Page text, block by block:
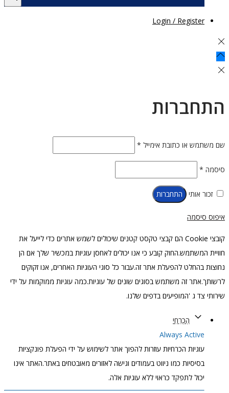
Login / Register
התחברות
שם משתמש או כתובת אימייל *חובה
סיסמה *חובה
זכור אותי התחברות
איפוס סיסמה
קובצי Cookie הם קבצי טקסט קטנים שיכולים לשמש אתרים כדי לייעל את
חוויית המשתמש.החוק קובע כי אנו יכולים לאחסן עוגיות במכשיר שלך אם הן
נחוצות בהחלט להפעלת אתר זה.עבור כל סוגי העוגיות האחרים, אנו זקוקים
לרשותך.אתר זה משתמש בסוגים שונים של עוגיות.כמה עוגיות ממוקמות על ידי
שירותי צד ג 'המופיעים בדפים שלנו.
הֶכְרֵחִי
Always Active
עוגיות הכרחיות עוזרות להפוך אתר לשימוש על ידי הפעלת פונקציות
בסיסיות כמו ניווט בעמודים וגישה לאזורים מאובטחים באתר.האתר אינו
יכול לתפקד כראוי ללא עוגיות אלה.